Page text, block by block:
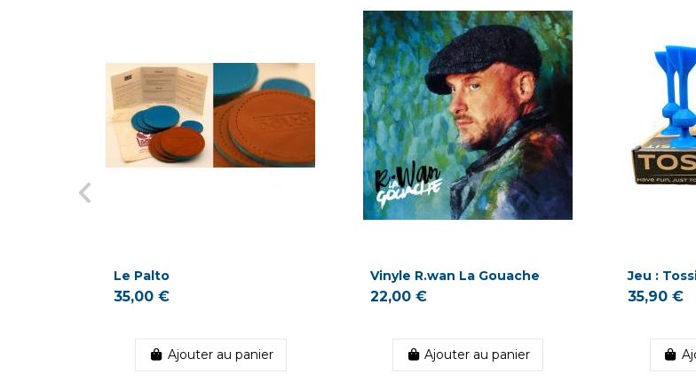
Le Palto
35,00 €
Ajouter au panier
Vinyle R.wan La Gouache
22,00 €
Ajouter au panier
Jeu :
35,90 €